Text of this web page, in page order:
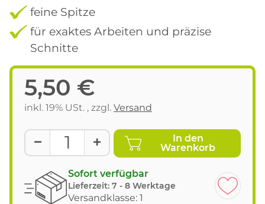
feine Spitze
für exaktes Arbeiten und präzise
Schnitte
5,50 €
inkl. 19% USt. , zzgl. Versand
In den
Warenkorb
Sofort verfügbar
Lieferzeit: 7 - 8 Werktage
Versandklasse: 1